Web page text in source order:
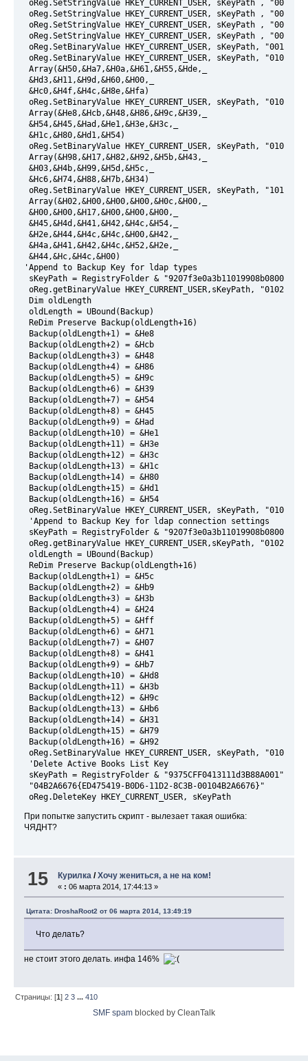
oReg.SetStringValue HKEY_CURRENT_USER, sKeyPath ,
oReg.SetStringValue HKEY_CURRENT_USER, sKeyPath ,
oReg.SetStringValue HKEY_CURRENT_USER, sKeyPath ,
oReg.SetStringValue HKEY_CURRENT_USER, sKeyPath ,
oReg.SetBinaryValue HKEY_CURRENT_USER, sKeyPath,
oReg.SetBinaryValue HKEY_CURRENT_USER, sKeyPath,
Array(&H50,&Ha7,&H0a,&H61,&H55,&Hde,_
&Hd3,&H11,&H9d,&H60,&H00,_
&Hc0,&H4f,&H4c,&H8e,&Hfa)
oReg.SetBinaryValue HKEY_CURRENT_USER, sKeyPath,
Array(&He8,&Hcb,&H48,&H86,&H9c,&H39,_
&H54,&H45,&Had,&He1,&H3e,&H3c,_
&H1c,&H80,&Hd1,&H54)
oReg.SetBinaryValue HKEY_CURRENT_USER, sKeyPath,
Array(&H98,&H17,&H82,&H92,&H5b,&H43,_
&H03,&H4b,&H99,&H5d,&H5c,_
&Hc6,&H74,&H88,&H7b,&H34)
oReg.SetBinaryValue HKEY_CURRENT_USER, sKeyPath,
Array(&H02,&H00,&H00,&H00,&H0c,&H00,_
&H00,&H00,&H17,&H00,&H00,&H00,_
&H45,&H4d,&H41,&H42,&H4c,&H54,_
&H2e,&H44,&H4c,&H4c,&H00,&H42,_
&H4a,&H41,&H42,&H4c,&H52,&H2e,_
&H44,&Hc,&H4c,&H00)
'Append to Backup Key for ldap types
sKeyPath = RegistryFolder &
oReg.getBinaryValue HKEY_CURRENT_USER,sKeyPath,
Dim oldLength
oldLength = UBound(Backup)
ReDim Preserve Backup(oldLength+16)
Backup(oldLength+1) = &He8
Backup(oldLength+2) = &Hcb
Backup(oldLength+3) = &H48
Backup(oldLength+4) = &H86
Backup(oldLength+5) = &H9c
Backup(oldLength+6) = &H39
Backup(oldLength+7) = &H54
Backup(oldLength+8) = &H45
Backup(oldLength+9) = &Had
Backup(oldLength+10) = &He1
Backup(oldLength+11) = &H3e
Backup(oldLength+12) = &H3c
Backup(oldLength+13) = &H1c
Backup(oldLength+14) = &H80
Backup(oldLength+15) = &Hd1
Backup(oldLength+16) = &H54
oReg.SetBinaryValue HKEY_CURRENT_USER, sKeyPath,
'Append to Backup Key for ldap connection settings
sKeyPath = RegistryFolder &
oReg.getBinaryValue HKEY_CURRENT_USER,sKeyPath,
oldLength = UBound(Backup)
ReDim Preserve Backup(oldLength+16)
Backup(oldLength+1) = &H5c
Backup(oldLength+2) = &Hb9
Backup(oldLength+3) = &H3b
Backup(oldLength+4) = &H24
Backup(oldLength+5) = &Hff
Backup(oldLength+6) = &H71
Backup(oldLength+7) = &H07
Backup(oldLength+8) = &H41
Backup(oldLength+9) = &Hb7
Backup(oldLength+10) = &Hd8
Backup(oldLength+11) = &H3b
Backup(oldLength+12) = &H9c
Backup(oldLength+13) = &Hb6
Backup(oldLength+14) = &H31
Backup(oldLength+15) = &H79
Backup(oldLength+16) = &H92
oReg.SetBinaryValue HKEY_CURRENT_USER, sKeyPath,
'Delete Active Books List Key
sKeyPath = RegistryFolder & "9375CFF0413111d3B88A001" & _
"04B2A6676{ED475419-B0D6-11D2-8C3B-00104B2A6676}"
oReg.DeleteKey HKEY_CURRENT_USER, sKeyPath
При попытке запустить скрипт - вылезает такая ошибка:
ЧЯДНТ?
15 Курилка /Хочу жениться, а не на ком!
« : 06 марта 2014, 17:44:13 »
Цитата: DroshaRoot2 от 06 марта 2014, 13:49:19
Что делать?
не стоит этого делать. инфа 146%
Страницы: [1]2 3 ...410
SMF spam blocked by CleanTalk